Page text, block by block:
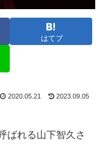
はてブ
2020.05.21 2023.09.05
ばれる山下智久さ